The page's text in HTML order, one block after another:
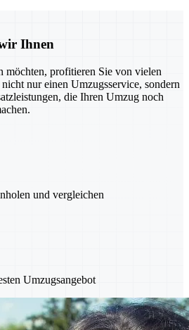
Ihnen
möchten, profitieren Sie von vielen
nur einen Umzugsservice, sondern
die Ihren Umzug noch
und vergleichen
Umzugsangebot